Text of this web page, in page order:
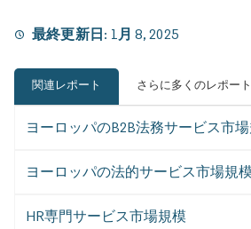
最終更新日: 1月 8, 2025
関連レポート さらに多くのレポー
ヨーロッパのB2B法務サービス市
ヨーロッパの法的サービス市場規模
HR専門サービス市場規模